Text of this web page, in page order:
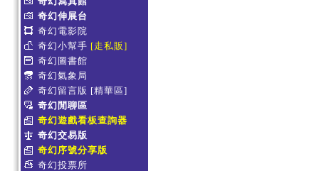
奇幻伸展台
奇幻電影院
奇幻小幫手 [走私販]
奇幻圖書館
奇幻氣象局
奇幻留言版 [精華區]
奇幻閒聊區
奇幻遊戲看板查詢器
奇幻交易版
奇幻序號分享版
奇幻投票所